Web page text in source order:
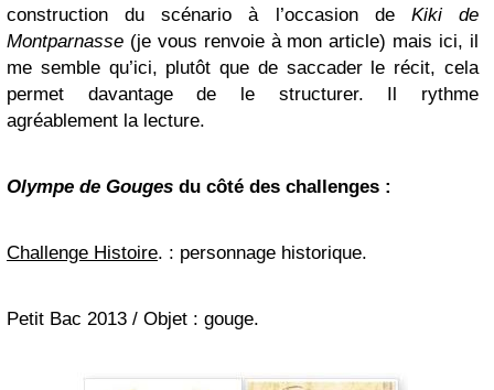
construction du scénario à l’occasion de Kiki de
Montparnasse (je vous renvoie à mon article) mais ici, il
me semble qu’ici, plutôt que de saccader le récit, cela
permet davantage de le structurer. Il rythme
agréablement la lecture.
Olympe de Gouges du côté des challenges :
Challenge Histoire. : personnage historique.
Petit Bac 2013 / Objet : gouge.